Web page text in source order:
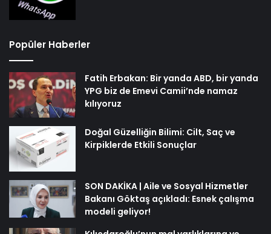
Popüler Haberler
Fatih Erbakan: Bir yanda ABD, bir yanda
YPG biz de Emevi Camii’nde namaz
kılıyoruz
Doğal Güzelliğin Bilimi: Cilt, Saç ve
Kirpiklerde Etkili Sonuçlar
SON DAKİKA | Aile ve Sosyal Hizmetler
Bakanı Göktaş açıkladı: Esnek çalışma
modeli geliyor!